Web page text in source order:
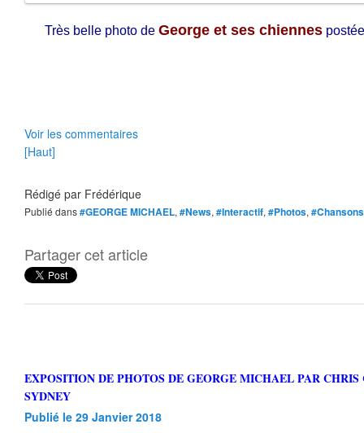
Très belle photo deGeorge et ses chiennes
Voir les commentaires
[Haut]
Rédigé par Frédérique
Publié dans#GEORGE MICHAEL, #News, #Interactif, #Photos, #Chansons
Partager cet article
EXPOSITION DE PHOTOS DE GEORGE MICHAEL PAR CHRIS CUFFARO A
SYDNEY
Publié le 29 Janvier 2018